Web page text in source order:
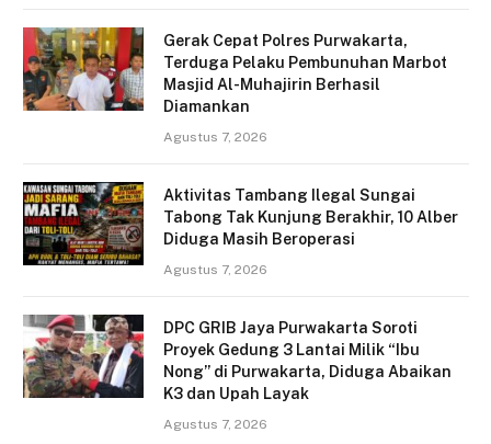
Gerak Cepat Polres Purwakarta,
Terduga Pelaku Pembunuhan Marbot
Masjid Al-Muhajirin Berhasil
Diamankan
Agustus 7, 2026
Aktivitas Tambang Ilegal Sungai
Tabong Tak Kunjung Berakhir, 10 Alber
Diduga Masih Beroperasi
Agustus 7, 2026
DPC GRIB Jaya Purwakarta Soroti
Proyek Gedung 3 Lantai Milik “Ibu
Nong” di Purwakarta, Diduga Abaikan
K3 dan Upah Layak
Agustus 7, 2026